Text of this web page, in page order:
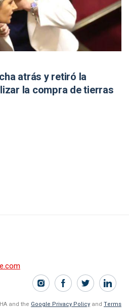
atrás y retiró la
la compra de tierras
and the Google Privacy Policy and Terms